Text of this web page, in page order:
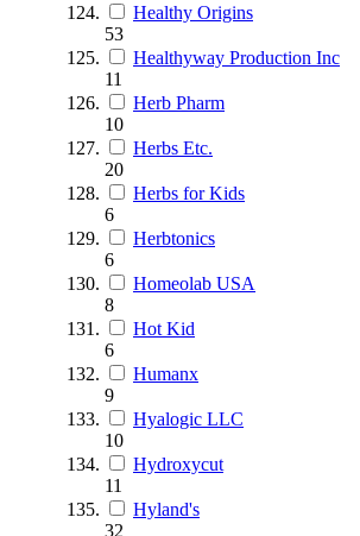
Healthy Origins
53
Healthyway Production Inc
11
Herb Pharm
10
Herbs Etc.
20
Herbs for Kids
6
Herbtonics
6
Homeolab USA
8
Hot Kid
6
Humanx
9
Hyalogic LLC
10
Hydroxycut
11
Hyland's
32